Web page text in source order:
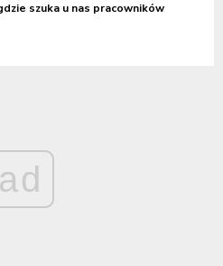
szuka u nas pracowników
ad